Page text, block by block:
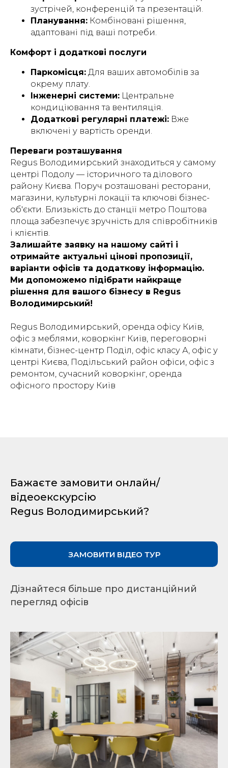
зустрічей, конференцій та презентацій.
Планування: Комбіновані рішення,
адаптовані під ваші потреби.
Комфорт і додаткові послуги
Паркомісця: Для ваших автомобілів за
окрему плату.
Інженерні системи: Центральне
кондиціювання та вентиляція.
Додаткові регулярні платежі: Вже
включені у вартість оренди.
Переваги розташування
Regus Володимирський знаходиться у самому
центрі Подолу — історичного та ділового
району Києва. Поруч розташовані ресторани,
магазини, культурні локації та ключові бізнес-
об'єкти. Близькість до станції метро Поштова
площа забезпечує зручність для співробітників
і клієнтів.
Залишайте заявку на нашому сайті і
отримайте актуальні цінові пропозиції,
варіанти офісів та додаткову інформацію.
Ми допоможемо підібрати найкраще
рішення для вашого бізнесу в Regus
Володимирський!
Regus Володимирський, оренда офісу Київ,
офіс з меблями, коворкінг Київ, переговорні
кімнати, бізнес-центр Поділ, офіс класу А, офіс у
центрі Києва, Подільський район офіси, офіс з
ремонтом, сучасний коворкінг, оренда
офісного простору Київ
Бажаєте замовити онлайн/
відеоекскурсію
Regus Володимирський?
ЗАМОВИТИ ВІДЕО ТУР
Дізнайтеся більше про дистанційний
перегляд офісів